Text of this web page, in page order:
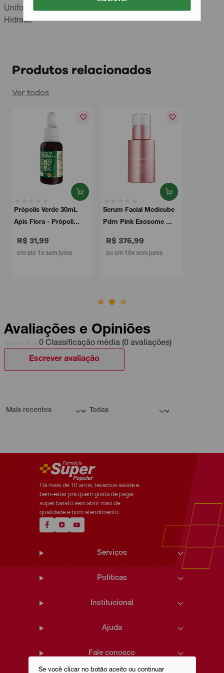
Se você clicar no botão aceito ou continuar
Uniformiza a pele;
Hidrata.
Produtos relacionados
Ver todos
Própolis Verde 30mL
Apis Flora - Própoli...
R$ 31,99
em até 1x sem juros
Serum Facial Medicube
Pdrn Pink Exosome ...
R$ 376,99
ou em 10x sem juros
Avaliações e Opiniões
0 Classificação média (0 avaliações)
Escrever avaliação
Há mais de 10 anos, levamos saúde e
bem-estar pra quem gosta de pagar
super barato sem abrir mão de
qualidade e bom atendimento.
Serviços
Políticas
Institucional
Ajuda
Fale conosco